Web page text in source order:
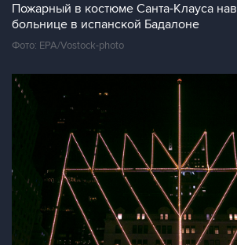
Пожарный в костюме Санта-Клауса
больнице в испанской Бадалоне
Фото: EPA/Vostock-photo